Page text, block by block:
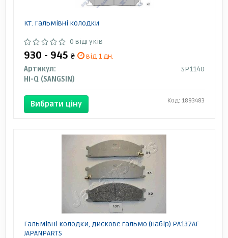
Кт. Гальмівні колодки
0 відгуків
930 - 945 ₴
від 1 дн.
Артикул:
SP1140
Hi-Q (SANGSIN)
Вибрати ціну Код: 1893483
Гальмівні колодки, дискове гальмо (набір) PA137AF
JAPANPARTS